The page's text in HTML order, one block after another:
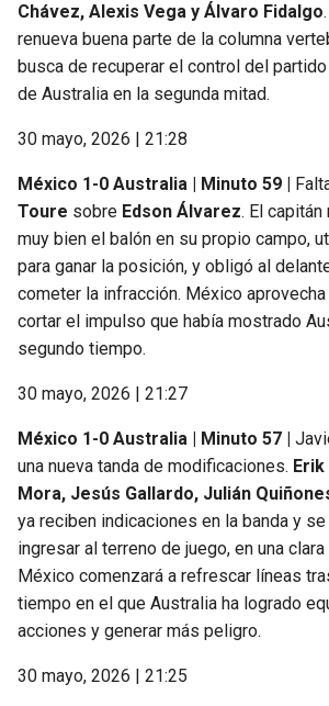
Chávez, Alexis Vega y Álvaro Fidalgo
renueva buena parte de la columna
busca de recuperar el control del
de Australia en la segunda mitad.
30 mayo, 2026 | 21:28
México 1-0 Australia | Minuto 59 |
Toure sobre Edson Álvarez. El
muy bien el balón en su propio campo,
para ganar la posición, y obligó al
cometer la infracción. México
cortar el impulso que había mostrado
segundo tiempo.
30 mayo, 2026 | 21:27
México 1-0 Australia | Minuto 57 |
una nueva tanda de modificaciones.
Mora, Jesús Gallardo, Julián
ya reciben indicaciones en la banda y
ingresar al terreno de juego, en una
México comenzará a refrescar líneas
tiempo en el que Australia ha logrado
acciones y generar más peligro.
30 mayo, 2026 | 21:25